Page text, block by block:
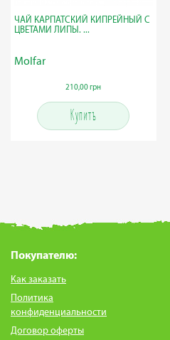
ЧАЙ КАРПАТСКИЙ КИПРЕЙНЫЙ С
ЦВЕТАМИ ЛИПЫ. ...
Molfar
210,00 грн
Купить
Покупателю:
Как заказать
Политика
конфиденциальности
Договор оферты